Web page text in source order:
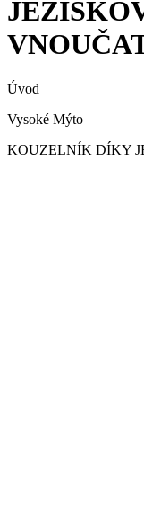
Úvod
Vysoké Mýto
KOUZELNÍK DÍKY